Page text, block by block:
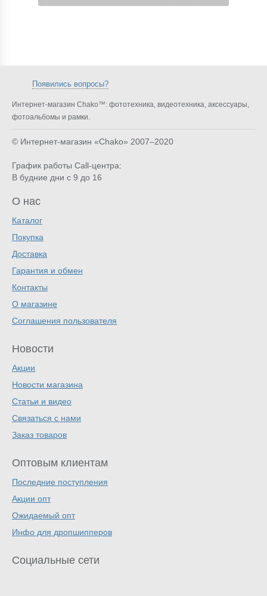
Появились вопросы?
Интернет-магазин Chako™: фототехника, видеотехника, аксессуары,
фотоальбомы и рамки.
© Интернет-магазин «Chako» 2007–2020
График работы Call-центра:
В будние дни с 9 до 16
О нас
Каталог
Покупка
Доставка
Гарантия и обмен
Контакты
О магазине
Соглашения пользователя
Новости
Акции
Новости магазина
Статьи и видео
Связаться с нами
Заказ товаров
Оптовым клиентам
Последние поступления
Акции опт
Ожидаемый опт
Инфо для дропшипперов
Социальные сети